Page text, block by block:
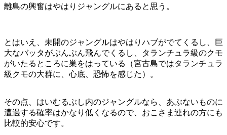
離島の興奮はやはりジャングルにあると思う。
とはいえ、未開のジャングルはやはりハブがでてくるし、巨
大なバッタがぶんぶん飛んでくるし、タランチュラ級のクモ
がいたるところに巣をはっている（宮古島ではタランチュラ
級クモの大群に、心底、恐怖を感じた）。
その点、はいむるぶし内のジャングルなら、あぶないものに
遭遇する確率はかなり低くなるので、おこさま連れの方にも
比較的安心です。